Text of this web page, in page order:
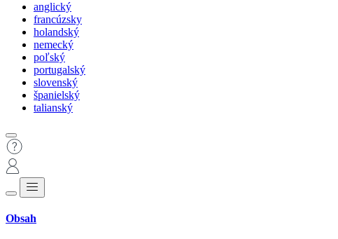
anglický
francúzsky
holandský
nemecký
poľský
portugalský
slovenský
španielský
talianský
Obsah